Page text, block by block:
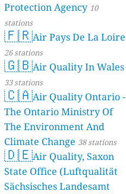
Protection Agency 10
stations
🇫🇷Air Pays De La Loire
26 stations
🇬🇧Air Quality In Wales
33 stations
🇨🇦Air Quality Ontario -
The Ontario Ministry Of
The Environment And
Climate Change 38 stations
🇩🇪Air Quality, Saxon
State Office (Luftqualität
Sächsisches Landesamt